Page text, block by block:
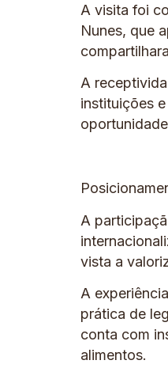
A visita foi
Nunes, que
A
instituições
A
vista a
A
prática de
conta com
alimentos.